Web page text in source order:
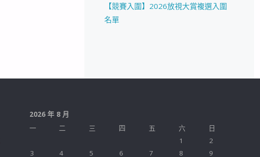
【競賽入圍】2026放視大賞複選入圍
名單
2026 年 8 月
一
二 三 四 五 六
日
1
2
3
4 5 6 7 8 9